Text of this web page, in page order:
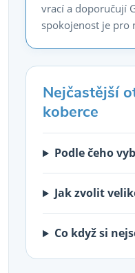
vrací a doporučují
spokojenost je pro
Nejčastější
koberce
Podle čeho
Jak zvolit
Co když si